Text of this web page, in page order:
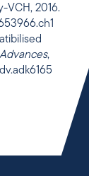
VCH, 2016.
,